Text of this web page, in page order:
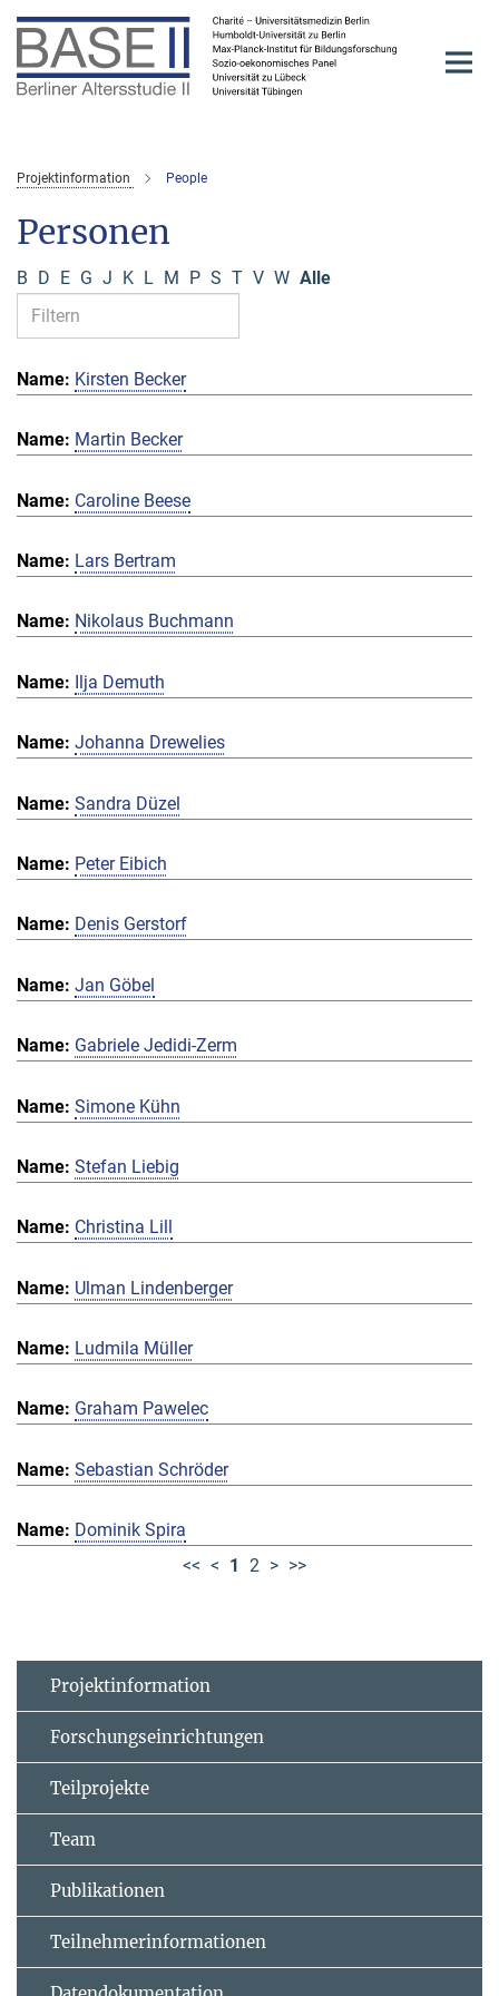
Hauptinhalt
Projektinformation People
Personen
B D E G J K L M P S T V W Alle
Kirsten Becker
Martin Becker
Caroline Beese
Lars Bertram
Nikolaus Buchmann
Ilja Demuth
Johanna Drewelies
Sandra Düzel
Peter Eibich
Denis Gerstorf
Jan Göbel
Gabriele Jedidi-Zerm
Simone Kühn
Stefan Liebig
Christina Lill
Ulman Lindenberger
Ludmila Müller
Graham Pawelec
Sebastian Schröder
Dominik Spira
<< < 1 2 > >>
Projektinformation
Forschungseinrichtungen
Teilprojekte
Team
Publikationen
Teilnehmerinformationen